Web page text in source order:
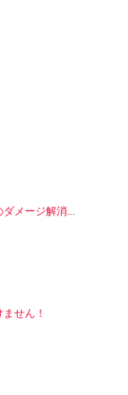
メージ解消...
せん！